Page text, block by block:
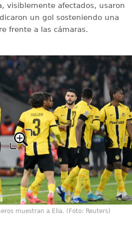
visiblemente afectados, usaron
un gol sosteniendo una
frente a las cámaras.
muestran a Elia. (Foto: Reuters)